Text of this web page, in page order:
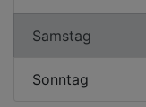
Samstag
Sonntag